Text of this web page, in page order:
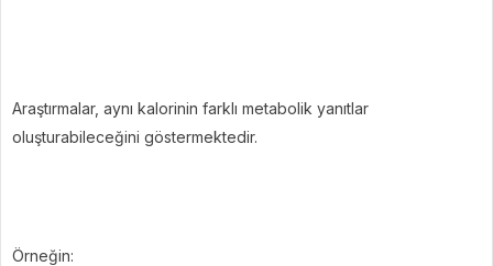
Araştırmalar, aynı kalorinin farklı metabolik yanıtlar
oluşturabileceğini göstermektedir.
Örneğin: